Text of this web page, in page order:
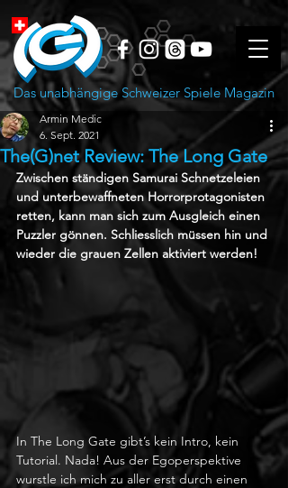
Das unabhängige Schweizer Spiele Magazin
The(G)net Review: The Long Gate
Armin Medic
6. Sept. 2021
Zwischen ständigen Samurai Schnetzeleien
und unterbewaffneten Horrorprotagonisten
retten, kann man sich zum Ausgleich einen
Puzzler gönnen. Schliesslich müssen hin und
wieder die grauen Zellen aktiviert werden!
In The Long Gate gibt’s kein Intro, kein
Tutorial. Nada! Aus der Egoperspektive
wurstle ich mich zu aller erst durch einen